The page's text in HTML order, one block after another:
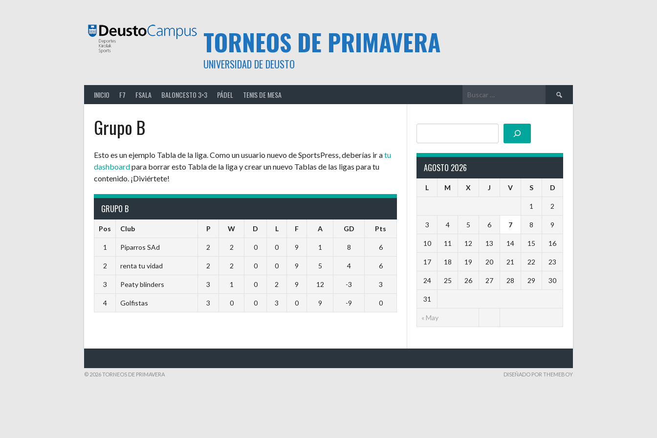
TORNEOS DE PRIMAVERA
UNIVERSIDAD DE DEUSTO
INICIO F7 FSALA BALONCESTO 3×3 PÁDEL TENIS DE MESA Buscar:
Grupo B
Esto es un ejemplo Tabla de la liga. Como un usuario nuevo de SportsPress, deberías ir atu
dashboardpara borrar esto Tabla de la liga y crear un nuevo Tablas de las ligas para tu
contenido. ¡Diviértete!
GRUPO B
Pos Club P W D L F A GD Pts
1 Piparros SAd 2 2 0 0 9 1 8 6
2 renta tu vidad 2 2 0 0 9 5 4 6
3 Peaty blinders 3 1 0 2 9 12 -3 3
4 Golfistas 3 0 0 3 0 9 -9 0
AGOSTO 2026
L M X J V S D
« May
1 2
3 4 5 6 7 8 9
10 11 12 13 14 15 16
17 18 19 20 21 22 23
24 25 26 27 28 29 30
31
© 2026 TORNEOS DE PRIMAVERA DISEÑADO POR THEMEBOY